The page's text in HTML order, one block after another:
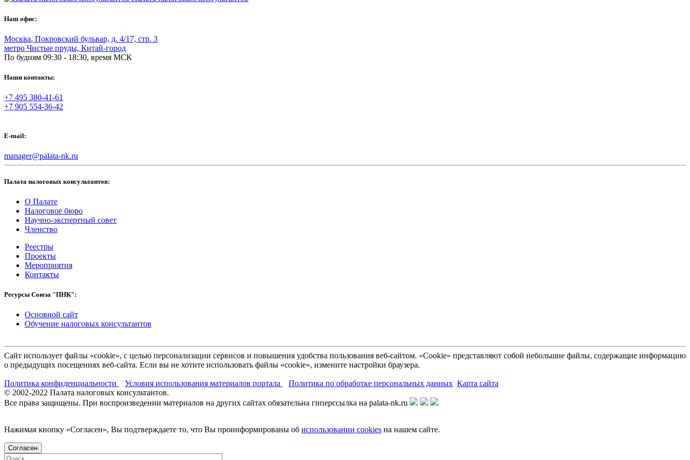
Наш офис:
Москва, Покровский бульвар, д. 4/17, стр. 3
метро Чистые пруды, Китай-город
По будням 09:30 - 18:30, время МСК
Наши контакты:
+7 495 380-41-61
+7 905 554-36-42
E-mail:
manager@palata-nk.ru
Палата налоговых консультантов:
О Палате
Налоговое бюро
Научно-экспертный совет
Членство
Реестры
Проекты
Мероприятия
Контакты
Ресурсы Союза "ПНК":
Основной сайт
Обучение налоговых консультантов
Сайт использует файлы «cookie», с целью персонализации сервисов и повышения удобства пользования веб-сайтом. «Cookie» представляют собой небольшие файлы, содержащие информацию
о предыдущих посещениях веб-сайта. Если вы не хотите использовать файлы «cookie», измените настройки браузера.
Политика конфиденциальности Условия использования материалов портала Политика по обработке персональных данных Карта сайта
© 2002-2022 Палата налоговых консультантов.
Все права защищены. При воспроизведении материалов на других сайтах обязательна гиперссылка на palata-nk.ru
Нажимая кнопку «Согласен», Вы подтверждаете то, что Вы проинформированы об использовании cookies на нашем сайте.
Согласен